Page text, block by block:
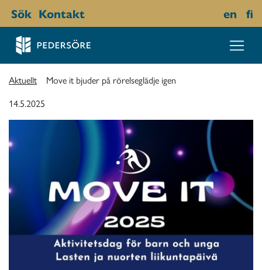
Sök Kontakt en fi
Aktuellt
Move it bjuder på rörelseglädje igen
14.5.2025